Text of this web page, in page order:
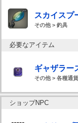
スカイスプ
その他 > 釣具
必要なアイテム
ギャザラー
その他 > 各種通貨
ショップNPC